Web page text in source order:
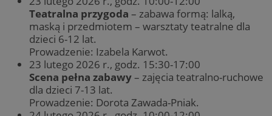
Teatralna przygoda – zabawa formą: lalką,
maską i przedmiotem – warsztaty teatralne dla
dzieci 6-12 lat.
Prowadzenie: Izabela Karwot.
23 lutego 2026 r., godz. 15:30-17:00
Scena pełna zabawy– zajęcia teatralno-ruchowe
dla dzieci 7-13 lat.
Prowadzenie: Dorota Zawada-Pniak.